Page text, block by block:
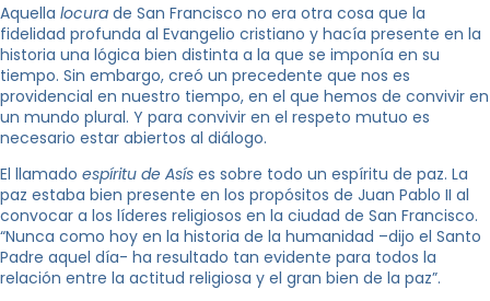
Aquella locura de San Francisco no era otra cosa que la
fidelidad profunda al Evangelio cristiano y hacía presente en la
historia una lógica bien distinta a la que se imponía en su
tiempo. Sin embargo, creó un precedente que nos es
providencial en nuestro tiempo, en el que hemos de convivir en
un mundo plural. Y para convivir en el respeto mutuo es
necesario estar abiertos al diálogo.
El llamado espíritu de Asís es sobre todo un espíritu de paz. La
paz estaba bien presente en los propósitos de Juan Pablo II al
convocar a los líderes religiosos en la ciudad de San Francisco.
“Nunca como hoy en la historia de la humanidad –dijo el Santo
Padre aquel día- ha resultado tan evidente para todos la
relación entre la actitud religiosa y el gran bien de la paz”.